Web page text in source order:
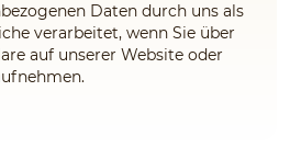
Daten durch uns als
verarbeitet, wenn Sie über
auf unserer Website oder